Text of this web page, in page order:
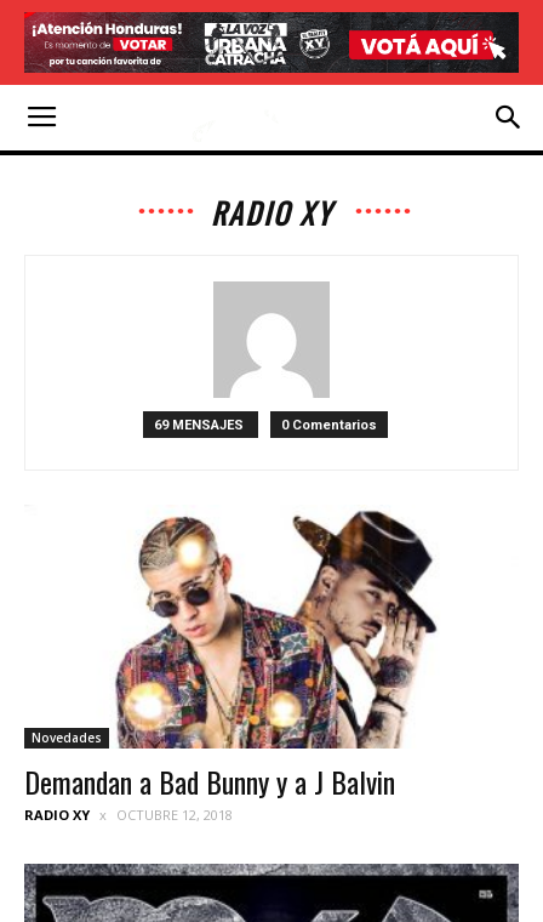
RADIO XY
69 MENSAJES 0 Comentarios
Novedades
Demandan a Bad Bunny y a J Balvin
RADIO XY OCTUBRE 12, 2018